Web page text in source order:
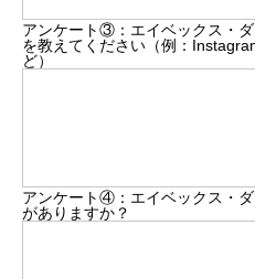
アンケート③：エイベックス・
を教えてください（例：
ど）
アンケート④：エイベックス・
がありますか？